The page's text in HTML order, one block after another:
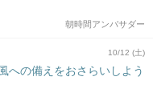
朝時間アンバサダー
10/12 (土)
への備えをおさらいしよう